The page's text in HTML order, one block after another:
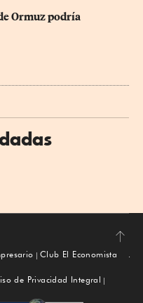
Ormuz podría
Subir
Club El Economista
de Privacidad Integral